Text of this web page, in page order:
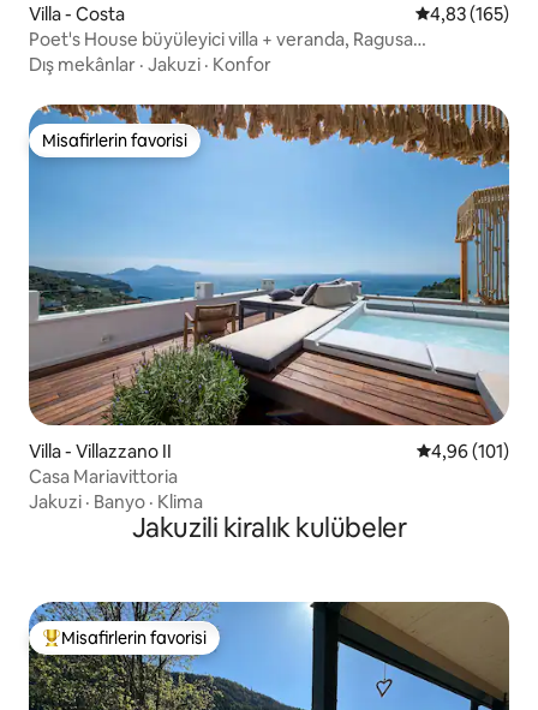
Villa - Costa 5 üzerinden
4,83 (165)
Poet's House büyüleyici villa + veranda, Ragusa
yakınlarında
Dış mekânlar · Jakuzi · Konfor
Misafirlerin favorisi
Misafirlerin favorisi
Villa - Villazzano II 5 üzerinden
4,96 (101)
Casa Mariavittoria
Jakuzi · Banyo · Klima
Jakuzili kiralık kulübeler
Misafirlerin favorilerinden en beğenilenler arasında
Misafirlerin favorisi